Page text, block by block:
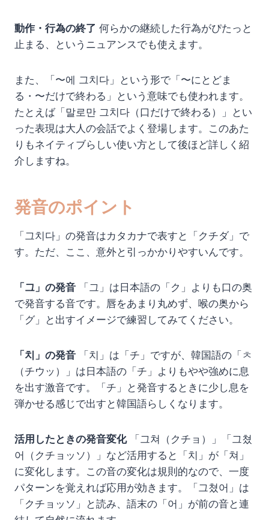
動作・行為の終了 何らかの継続した行為がぴたっと
止まる、というニュアンスでも使えます。
また、「〜에 그치다」という形で「〜にとどま
る・〜だけで終わる」という意味でも使われます。
たとえば「말로만 그치다（口だけで終わる）」とい
った表現は大人の会話でよく登場します。このあた
りもネイティブらしい使い方として後ほど詳しく紹
介しますね。
発音のポイント
「그치다」の発音はカタカナで表すと「クチダ」で
す。ただ、ここ、意外と引っかかりやすいんです。
「그」の発音 「그」は日本語の「ク」よりも口の奥
で発音する音です。唇をあまり丸めず、喉の奥から
「グ」と出すイメージで練習してみてください。
「치」の発音 「치」は「チ」ですが、韓国語の「ㅊ
（チウッ）」は日本語の「チ」よりもやや強めに息
を出す激音です。「チ」と発音するときに少し息を
弾かせる感じで出すと韓国語らしくなります。
活用したときの発音変化「그쳐（クチョ）」「그쳤
어（クチョッソ）」など活用すると「치」が「쳐」
に変化します。この音の変化は規則的なので、一度
パターンを覚えれば応用が効きます。「그쳤어」は
「クチョッソ」と読み、語末の「어」が前の音と連